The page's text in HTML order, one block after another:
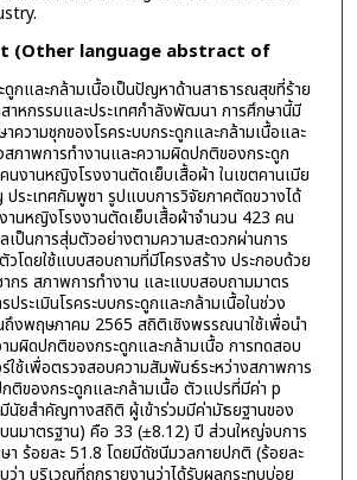
(Other language abstract of
กและกล้ามเนื้อเป็นปัญหาด้านสาธารณสุขที่ร้าย
าหกรรมและประเทศกำลังพัฒนา การศึกษานี้มี
ความชุกของโรคระบบกระดูกและกล้ามเนื้อและ
ภาพการทำงานและความผิดปกติของกระดูก
นงานหญิงโรงงานตัดเย็บเสื้อผ้า ในเขตคานเมีย
ระเทศกัมพูชา รูปแบบการวิจัยภาคตัดขวางได้
านหญิงโรงงานตัดเย็บเสื้อผ้าจำนวน 423 คน
เป็นการสุ่มตัวอย่างตามความสะดวกผ่านการ
ดยใช้แบบสอบถามที่มีโครงสร้าง ประกอบด้วย
กร สภาพการทำงาน และแบบสอบถามมาตร
ระเมินโรคระบบกระดูกและกล้ามเนื้อในช่วง
ถึงพฤษภาคม 2565 สถิติเชิงพรรณนาใช้เพื่อนำ
มผิดปกติของกระดูกและกล้ามเนื้อ การทดสอบ
ใช้เพื่อตรวจสอบความสัมพันธ์ระหว่างสภาพการ
ติของกระดูกและกล้ามเนื้อ ตัวแปรที่มีค่า p
นัยสำคัญทางสถิติ ผู้เข้าร่วมมีค่ามัธยฐานของ
นมาตรฐาน) คือ 33 (±8.12) ปี ส่วนใหญ่จบการ
า ร้อยละ 51.8 โดยมีดัชนีมวลกายปกติ (ร้อยละ
า บริเวณที่ถูกรายงานว่าได้รับผลกระทบบ่อย